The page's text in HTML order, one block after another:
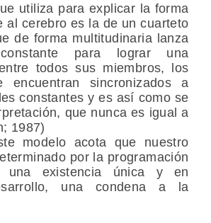
utiliza para explicar la forma
al cerebro es la de un cuarteto
de forma multitudinaria lanza
para lograr una
todos sus miembros, los
encuentran sincronizados a
constantes y es así como se
que nunca es igual a
1987)
modelo acota que nuestro
por la programación
una existencia única y en
una condena a la